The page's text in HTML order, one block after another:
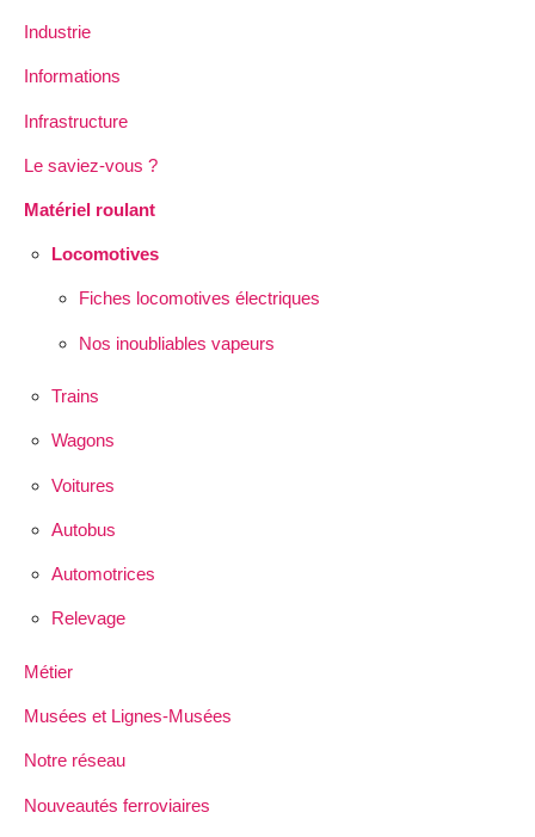
Industrie
Informations
Infrastructure
Le saviez-vous ?
Matériel roulant
Locomotives
Fiches locomotives électriques
Nos inoubliables vapeurs
Trains
Wagons
Voitures
Autobus
Automotrices
Relevage
Métier
Musées et Lignes-Musées
Notre réseau
Nouveautés ferroviaires